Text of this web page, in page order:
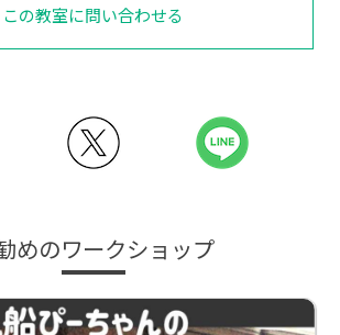
この教室に問い合わせる
めのワークショップ